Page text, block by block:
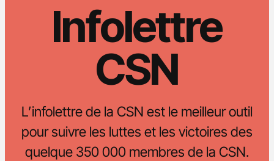
Infolettre
CSN
L’infolettre de la CSN est le meilleur outil
pour suivre les luttes et les victoires des
quelque 350 000 membres de la CSN.